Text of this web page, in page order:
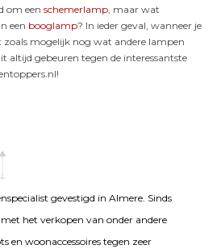
om een schemerlamp, maar wat
een booglamp? In ieder geval, wanneer je
mogelijk nog wat andere lampen
altijd gebeuren tegen de interessantste
gevestigd in Almere. Sinds
het verkopen van onder andere
en woonaccessoires tegen zeer